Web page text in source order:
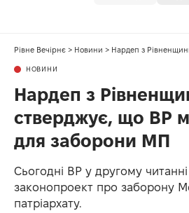
Рівне Вечірнє > Новини > Нардеп з Рівненщини
НОВИНИ
Нардеп з
стверджує, що ВР
для заборони МП
Сьогодні ВР у другому
законопроект про заборону
патріархату.